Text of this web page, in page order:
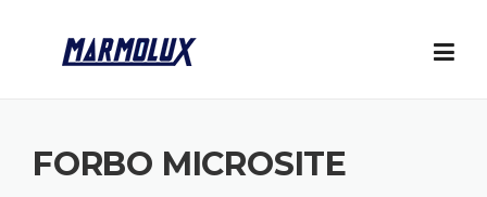
FORBO MICROSITE